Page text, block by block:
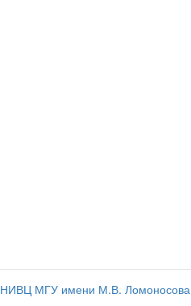
НИВЦ МГУ имени М.В. Ломоносова